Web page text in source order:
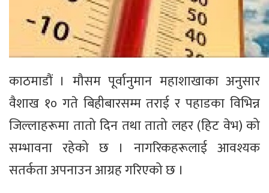
काठमाडौं । मौसम पूर्वानुमान महाशाखाका अनुसार
वैशाख १० गते बिहीबारसम्म तराई र पहाडका विभिन्न
जिल्लाहरूमा तातो दिन तथा तातो लहर (हिट वेभ) को
सम्भावना रहेको छ । नागरिकहरूलाई आवश्यक
सतर्कता अपनाउन आग्रह गरिएको छ ।